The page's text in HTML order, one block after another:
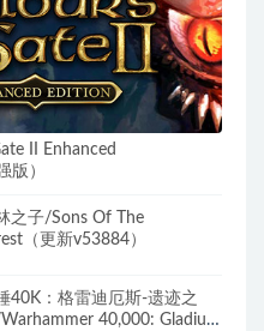
II Enhanced
版）
之子/Sons Of The
（更新v53884）
40K：格雷迪厄斯-遗迹之
40,000: Gladius